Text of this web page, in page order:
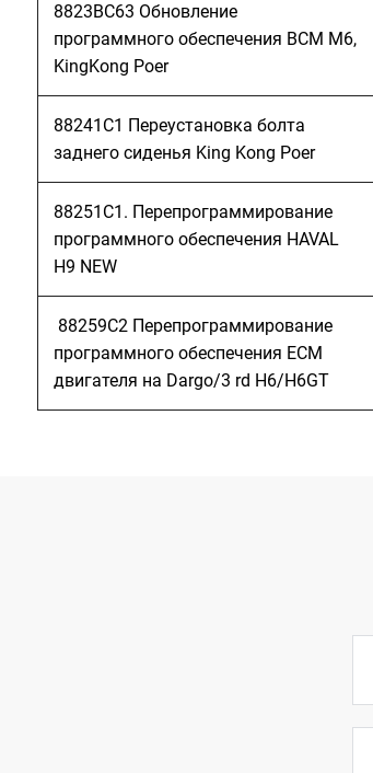
8823BC63 Обновление
программного обеспечения BCM M6,
KingKong Poer
88241C1 Переустановка болта
заднего сиденья King Kong Poer
88251C1. Перепрограммирование
программного обеспечения HAVAL
H9 NEW
88259С2 Перепрограммирование
программного обеспечения ЕСМ
двигателя на Dargo/3 rd H6/H6GT